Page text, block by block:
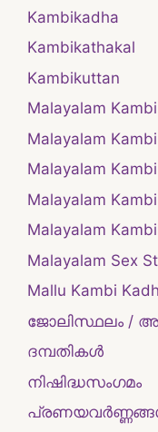
Kambikadha
Kambikathakal
Kambikuttan
Malayalam Kambi
Malayalam
Malayalam
Malayalam
Malayalam
Malayalam Sex
Mallu Kambi
ജോലിസ്ഥലം /
ദമ്പതികള്‍
നിഷിദ്ധസംഗമം